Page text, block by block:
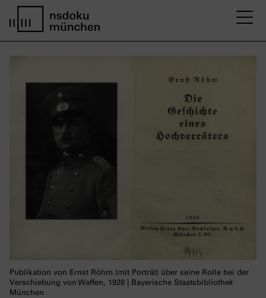
Publikation von Ernst Röhm (mit Porträt) über seine Rolle bei der
Verschiebung von Waffen, 1928 | Bayerische Staatsbibliothek
München